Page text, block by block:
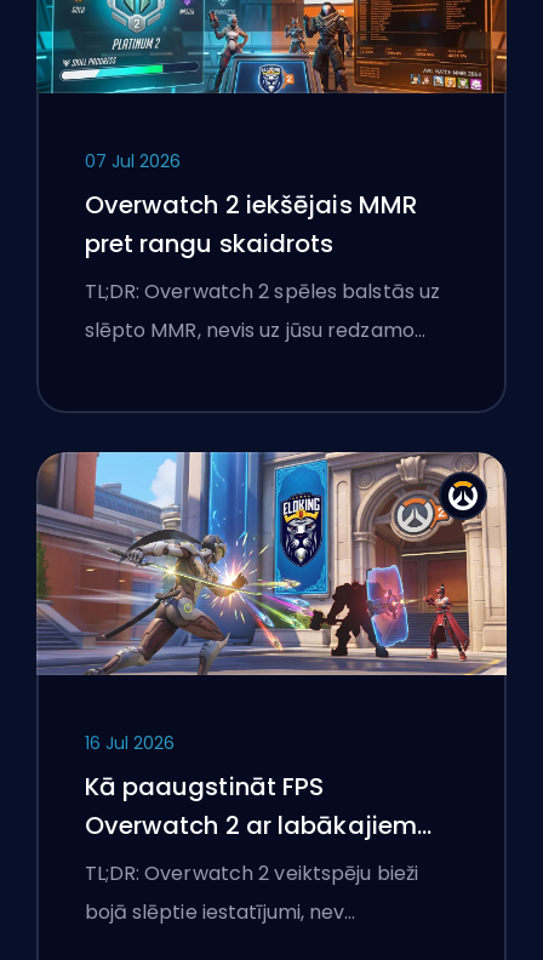
07 Jul 2026
Overwatch 2 iekšējais MMR
pret rangu skaidrots
TL;DR: Overwatch 2 spēles balstās uz
slēpto MMR, nevis uz jūsu redzamo…
16 Jul 2026
Kā paaugstināt FPS
Overwatch 2 ar labākajiem
iestatījumiem
TL;DR: Overwatch 2 veiktspēju bieži
bojā slēptie iestatījumi, nev…